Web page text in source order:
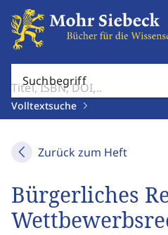
Suchbegriff
Volltextsuche
Zurück zum Heft
Bürgerliches